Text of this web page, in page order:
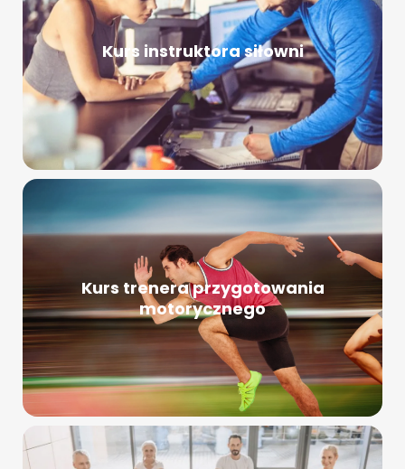
Kurs instruktora siłowni
Kurs trenera przygotowania
motorycznego